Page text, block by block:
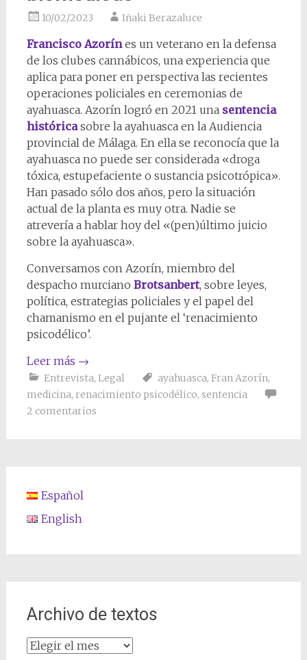
10/02/2023 Iñaki Berazaluce
Francisco Azorínes un veterano en la defensa
de los clubes cannábicos, una experiencia que
aplica para poner en perspectiva las recientes
operaciones policiales en ceremonias de
ayahuasca. Azorín logró en 2021 una sentencia
histórica sobre la ayahuasca en la Audiencia
provincial de Málaga. En ella se reconocía que la
ayahuasca no puede ser considerada «droga
tóxica, estupefaciente o sustancia psicotrópica».
Han pasado sólo dos años, pero la situación
actual de la planta es muy otra. Nadie se
atrevería a hablar hoy del «(pen)último juicio
sobre la ayahuasca».
Conversamos con Azorín, miembro del
despacho murciano Brotsanbert, sobre leyes,
política, estrategias policiales y el papel del
chamanismo en el pujante el ‘renacimiento
psicodélico’.
Leer más →
Entrevista, Legal ayahuasca, Fran Azorín,
medicina, renacimiento psicodélico, sentencia
2 comentarios
Español
English
Archivo de textos
Archivo